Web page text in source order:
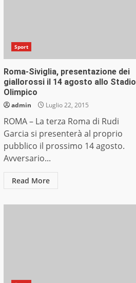
Sport
Roma-Siviglia, presentazione dei
giallorossi il 14 agosto allo Stadio
Olimpico
admin Luglio 22, 2015
ROMA – La terza Roma di Rudi
Garcia si presenterà al proprio
pubblico il prossimo 14 agosto.
Avversario...
Read More